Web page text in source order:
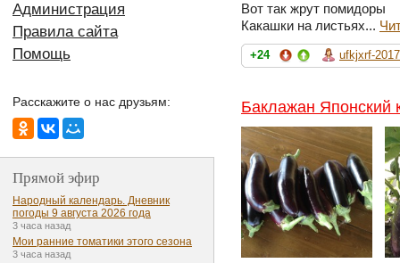
Вот так жрут помидоры
Какашки на листьях...
+24 ufkjxrf-2017
Баклажан Японский
Администрация
Правила сайта
Помощь
Расскажите о нас друзьям:
Прямой эфир
Народный календарь. Дневник
погоды 9 августа 2026 года
3 часа назад
Мои ранние томатики этого сезона
3 часа назад